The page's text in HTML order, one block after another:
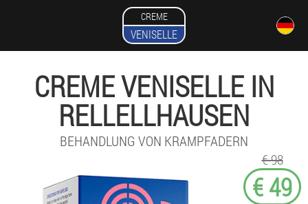
CREME
VENISELLE
CREME VENISELLE IN
RELLELLHAUSEN
BEHANDLUNG VON KRAMPFADERN
€ 98
€ 49